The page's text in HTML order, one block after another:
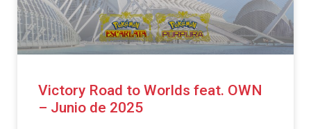
Victory Road to Worlds feat. OWN
– Junio de 2025